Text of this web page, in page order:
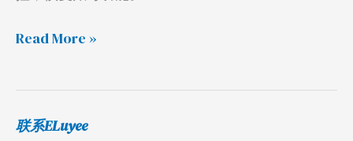
Read More »
联系ELuyee